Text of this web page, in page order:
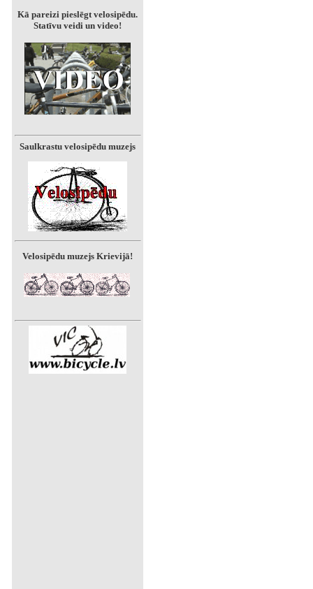
Kā pareizi pieslēgt velosipēdu.
Statīvu veidi un video!
Saulkrastu velosipēdu muzejs
Velosipēdu muzejs Krievijā!